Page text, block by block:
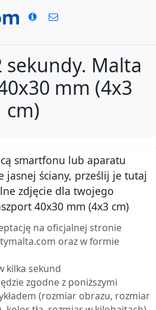
sekundy. Malta
mm (4x3
cm)
smartfonu lub aparatu
ściany, prześlij je tutaj
zdjęcie dla twojego
40x30 mm (4x3 cm)
na oficjalnej stronie
oraz w formie
kilka sekund
zgodne z poniższymi
(rozmiar obrazu, rozmiar